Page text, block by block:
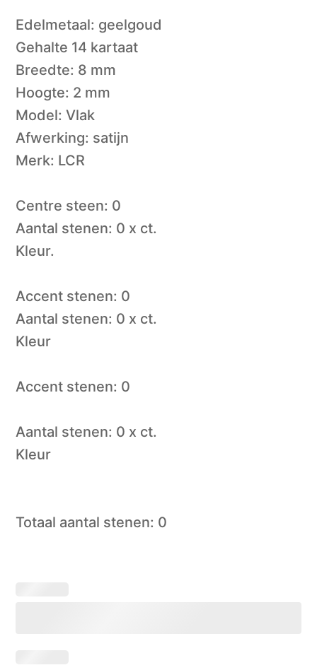
Edelmetaal: geelgoud
Gehalte 14 kartaat
Breedte: 8 mm
Hoogte: 2 mm
Model: Vlak
Afwerking: satijn
Merk: LCR
Centre steen: 0
Aantal stenen: 0 x ct.
Kleur.
Accent stenen: 0
Aantal stenen: 0 x ct.
Kleur
Accent stenen: 0
Aantal stenen: 0 x ct.
Kleur
Totaal aantal stenen: 0